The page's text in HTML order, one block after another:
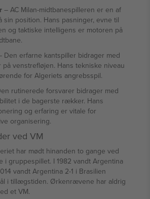
– AC Milan-midtbanespilleren er en af
sin position. Hans pasninger, evne til
og taktiske intelligens er motoren på
Den erfarne kantspiller bidrager med
på venstrefløjen. Hans tekniske niveau
for Algeriets angrebsspil.
rutinerede forsvarer bidrager med
i de bagerste rækker. Hans
og erfaring er vitale for
organisering.
ved VM
har mødt hinanden to gange ved
i gruppespillet. I 1982 vandt Argentina
vandt Argentina 2-1 i Brasilien
i tillægstiden. Ørkenrævene har aldrig
et VM.